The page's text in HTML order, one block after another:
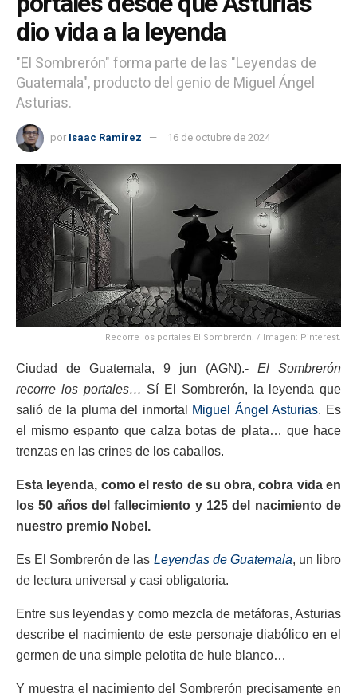
dio vida a la leyenda
"El Sombrerón" forma parte de las "Leyendas de
Guatemala", producto del genio de Miguel Ángel
Asturias.
por Isaac Ramirez 16 de octubre de 2024
Recorre los portales El Sombrerón. / Imagen: Pinterest.
Ciudad de Guatemala, 9 jun (AGN).- El Sombrerón
recorre los portales… Sí El Sombrerón, la leyenda que
salió de la pluma del inmortal Miguel Ángel Asturias. Es
el mismo espanto que calza botas de plata… que hace
trenzas en las crines de los caballos.
Esta leyenda, como el resto de su obra, cobra vida en
los 50 años del fallecimiento y 125 del nacimiento de
nuestro premio Nobel.
Es El Sombrerón de las Leyendas de Guatemala, un libro
de lectura universal y casi obligatoria.
Entre sus leyendas y como mezcla de metáforas, Asturias
describe el nacimiento de este personaje diabólico en el
germen de una simple pelotita de hule blanco…
Y muestra el nacimiento del Sombrerón precisamente en